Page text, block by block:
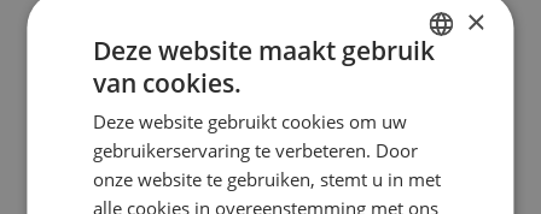
Toevoegen aan winkelwagen
×
Deze website maakt gebruik
van cookies.
Deze website gebruikt cookies om uw
gebruikerservaring te verbeteren. Door
onze website te gebruiken, stemt u in met
alle cookies in overeenstemming met ons